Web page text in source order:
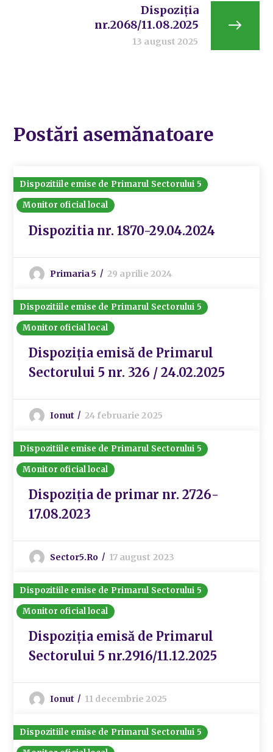
Dispoziția
nr.2068/11.08.2025
13 august 2025
Postări asemănatoare
Dispozitiile emise de Primarul Sectorului 5
Monitor oficial local
Dispozitia nr. 1870-29.04.2024
Primaria 5 29 aprilie 2024
Dispozitiile emise de Primarul Sectorului 5
Monitor oficial local
Dispoziția emisă de Primarul
Sectorului 5 nr. 326 / 24.02.2025
Ionut 24 februarie 2025
Dispozitiile emise de Primarul Sectorului 5
Monitor oficial local
Dispoziția de primar nr. 2726-
17.08.2023
Sector5.ro 17 august 2023
Dispozitiile emise de Primarul Sectorului 5
Monitor oficial local
Dispoziția emisă de Primarul
Sectorului 5 nr.2916/11.12.2025
Ionut 11 decembrie 2025
Dispozitiile emise de Primarul Sectorului 5